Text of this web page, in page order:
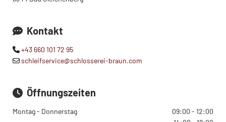
 Kontakt
 +43 660 101 72 95
 schleifservice@schlosserei-braun.com
 Öffnungszeiten
Montag - Donnerstag
09:00 - 12:00